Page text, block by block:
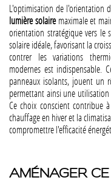
L'optimisation de l'orientation
lumière solairemaximale et
orientation stratégique vers le
solaire idéale, favorisant la
contrer les variations
modernes est indispensable.
panneaux isolants, jouent un
permettant ainsi une
Ce choix conscient contribue
chauffage en hiver et la
compromettre l'efficacité
AMÉNAGER